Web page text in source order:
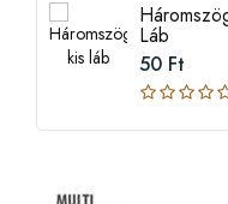
Láb
50 Ft